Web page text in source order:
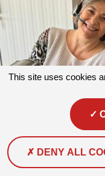
Actualités#Actualité
de l’association.
This site uses cookies
DENY ALL